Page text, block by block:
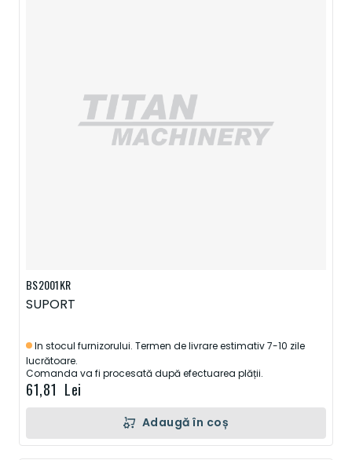
BS2001KR
SUPORT
In stocul furnizorului. Termen de livrare estimativ 7-10 zile
lucrătoare.
Comanda va fi procesată după efectuarea plății.
61,81 Lei
Adaugă în coș